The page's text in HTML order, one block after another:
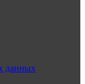
данных